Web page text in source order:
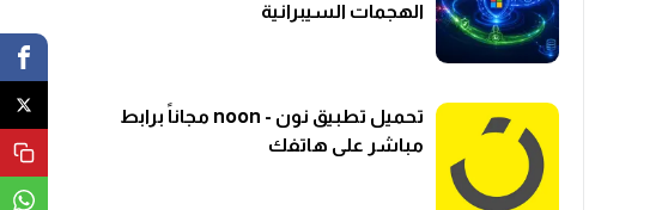
الهجمات السيبرانية
تحميل تطبيق نون - noon مجاناً برابط
مباشر على هاتفك